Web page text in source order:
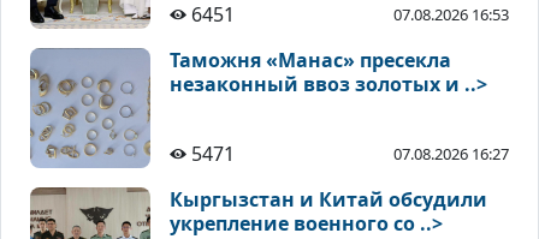
6451 07.08.2026 16:53
Таможня «Манас» пресекла
незаконный ввоз золотых и ..>
5471 07.08.2026 16:27
Кыргызстан и Китай обсудили
укрепление военного со ..>